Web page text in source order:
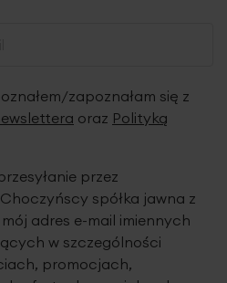
zapoznałam się z
oraz Polityką
przez
Choczyńscy spółka jawna z
adres e-mail imiennych
w szczególności
promocjach,